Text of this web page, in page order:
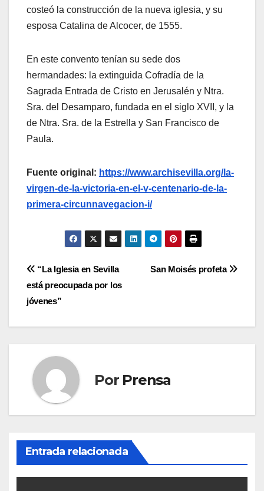
costeó la construcción de la nueva iglesia, y su
esposa Catalina de Alcocer, de 1555.
En este convento tenían su sede dos
hermandades: la extinguida Cofradía de la
Sagrada Entrada de Cristo en Jerusalén y Ntra.
Sra. del Desamparo, fundada en el siglo XVII, y la
de Ntra. Sra. de la Estrella y San Francisco de
Paula.
Fuente original: https://www.archisevilla.org/la-
virgen-de-la-victoria-en-el-v-centenario-de-la-
primera-circunnavegacion-i/
Navegación
de
entradas
San Moisés profeta
“La Iglesia en Sevilla
está preocupada por los
jóvenes”
Por Prensa
Entrada relacionada